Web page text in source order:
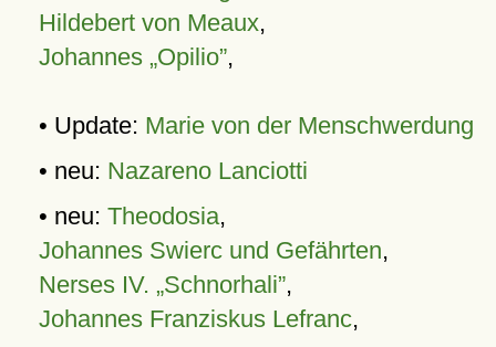
Hildebert von Meaux,
Johannes „Opilio”,
• Update: Marie von der Menschwerdung
• neu: Nazareno Lanciotti
• neu: Theodosia,
Johannes Swierc und Gefährten,
Nerses IV. „Schnorhali”,
Johannes Franziskus Lefranc,